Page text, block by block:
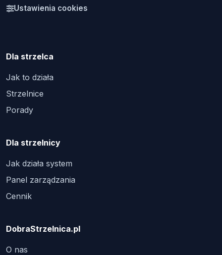
Ustawienia cookies
Dla strzelca
Jak to działa
Strzelnice
Porady
Dla strzelnicy
Jak działa system
Panel zarządzania
Cennik
DobraStrzelnica.pl
O nas